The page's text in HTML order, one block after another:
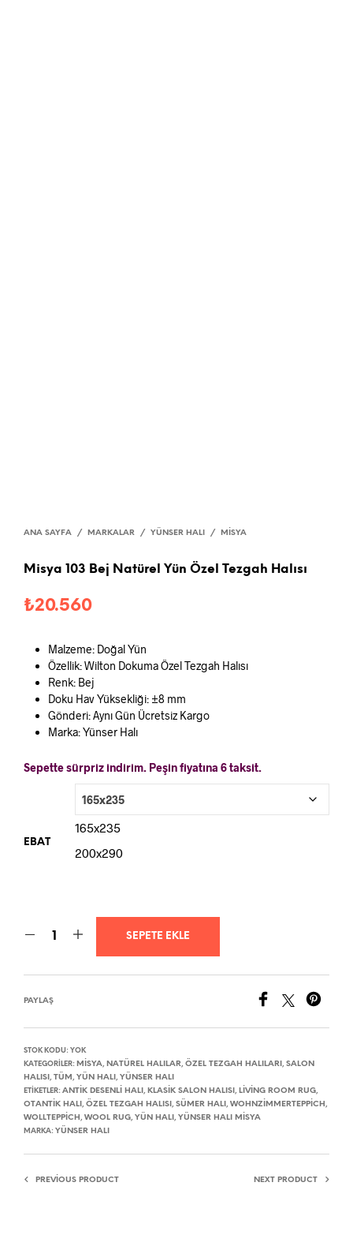
ANA SAYFA / MARKALAR / YÜNSER HALI / MISYA
Misya 103 Bej Natürel Yün Özel Tezgah Halısı
₺20.560
Malzeme: Doğal Yün
Özellik: Wilton Dokuma Özel Tezgah Halısı
Renk: Bej
Doku Hav Yüksekliği: ±8 mm
Gönderi: Aynı Gün Ücretsiz Kargo
Marka: Yünser Halı
Sepette sürpriz indirim. Peşin fiyatına 6 taksit.
EBAT
165x235
200x290
SEPETE EKLE
PAYLAŞ
STOK KODU: YOK
KATEGORILER: MISYA, NATÜREL HALILAR, ÖZEL TEZGAH HALILARI , SALON
HALISI , TÜM , YÜN HALI , YÜNSER HALI
ETIKETLER: ANTIK DESENLI HALI , KLASIK SALON HALISI , LIVING ROOM RUG,
OTANTIK HALI , ÖZEL TEZGAH HALISI , SÜMER HALI , WOHNZIMMERTEPPICH ,
WOLLTEPPICH , WOOL RUG, YÜN HALI , YÜNSER HALI MISYA
MARKA: YÜNSER HALI
PREVIOUS PRODUCT NEXT PRODUCT